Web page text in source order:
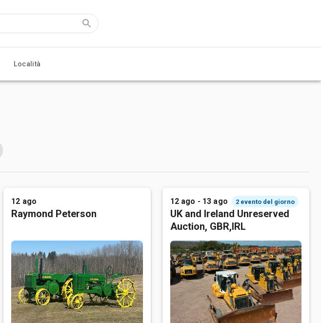
Località
12 ago
Raymond Peterson
12 ago - 13 ago 2 evento del giorno
UK and Ireland Unreserved
Auction, GBR,IRL